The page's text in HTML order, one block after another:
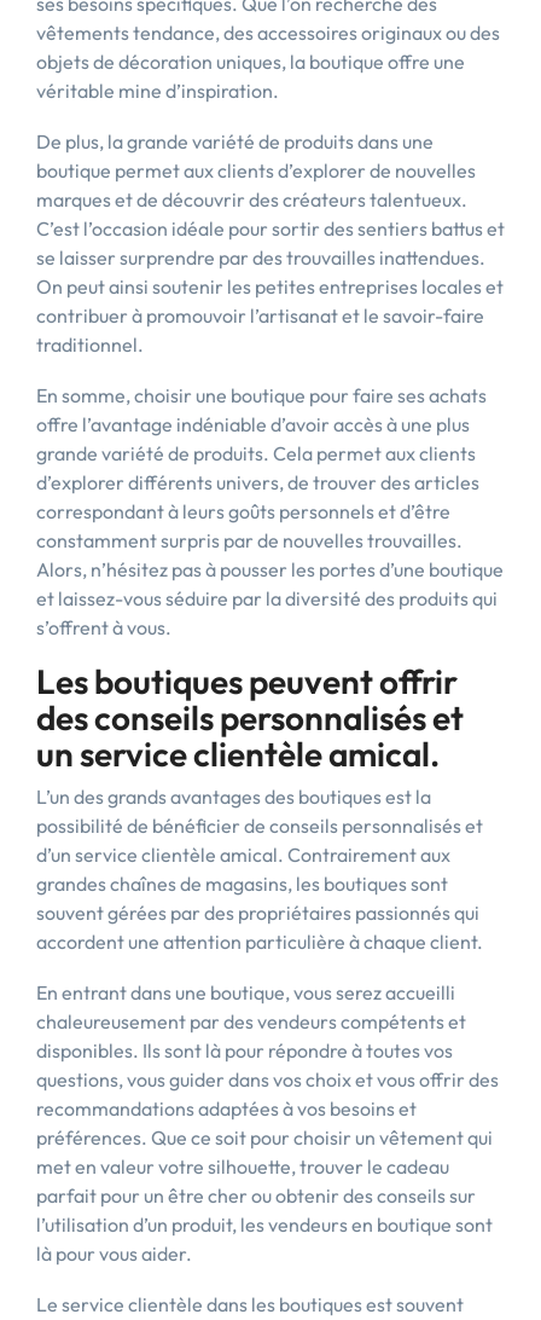
vêtements tendance, des accessoires originaux ou des
objets de décoration uniques, la boutique offre une
véritable mine d’inspiration.
De plus, la grande variété de produits dans une
boutique permet aux clients d’explorer de nouvelles
marques et de découvrir des créateurs talentueux.
C’est l’occasion idéale pour sortir des sentiers battus et
se laisser surprendre par des trouvailles inattendues.
On peut ainsi soutenir les petites entreprises locales et
contribuer à promouvoir l’artisanat et le savoir-faire
traditionnel.
En somme, choisir une boutique pour faire ses achats
offre l’avantage indéniable d’avoir accès à une plus
grande variété de produits. Cela permet aux clients
d’explorer différents univers, de trouver des articles
correspondant à leurs goûts personnels et d’être
constamment surpris par de nouvelles trouvailles.
Alors, n’hésitez pas à pousser les portes d’une boutique
et laissez-vous séduire par la diversité des produits qui
s’offrent à vous.
Les boutiques peuvent offrir
des conseils personnalisés et
un service clientèle amical.
L’un des grands avantages des boutiques est la
possibilité de bénéficier de conseils personnalisés et
d’un service clientèle amical. Contrairement aux
grandes chaînes de magasins, les boutiques sont
souvent gérées par des propriétaires passionnés qui
accordent une attention particulière à chaque client.
En entrant dans une boutique, vous serez accueilli
chaleureusement par des vendeurs compétents et
disponibles. Ils sont là pour répondre à toutes vos
questions, vous guider dans vos choix et vous offrir des
recommandations adaptées à vos besoins et
préférences. Que ce soit pour choisir un vêtement qui
met en valeur votre silhouette, trouver le cadeau
parfait pour un être cher ou obtenir des conseils sur
l’utilisation d’un produit, les vendeurs en boutique sont
là pour vous aider.
Le service clientèle dans les boutiques est souvent